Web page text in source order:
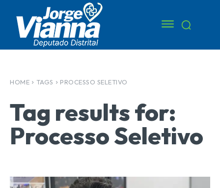
HOME TAGS PROCESSO SELETIVO
Tag results for:
Processo Seletivo